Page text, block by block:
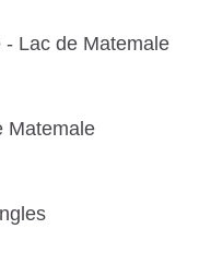
- Lac de Matemale
Matemale